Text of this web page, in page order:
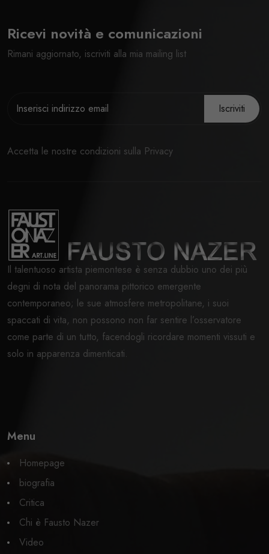
Ricevi novità e comunicazioni
Rimani aggiornato, iscriviti alla mia mailing list
Accetta le nostre condizioni sulla Privacy
Iscriviti
Il talentuoso artista piemontese è senza dubbio uno dei più
degni di nota del panorama pittorico emergente
contemporaneo; le sue atmosfere metropolitane, i suoi
spaccati di vita, non possono non far sentire l’osservatore
come parte di un tutto, facendogli ricordare momenti vissuti e
solo in apparenza dimenticati.
Menu
Homepage
biografia
Critica
Chi è Fausto Nazer
Video